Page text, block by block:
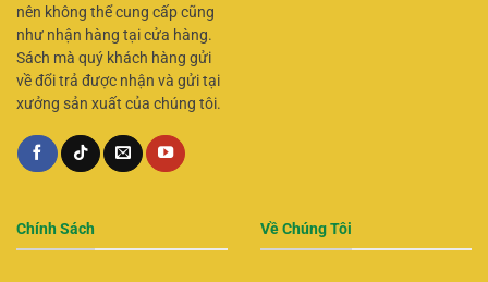
nên không thể cung cấp cũng
như nhận hàng tại cửa hàng.
Sách mà quý khách hàng gửi
về đổi trả được nhận và gửi tại
xưởng sản xuất của chúng tôi.
Chính Sách Về Chúng Tôi